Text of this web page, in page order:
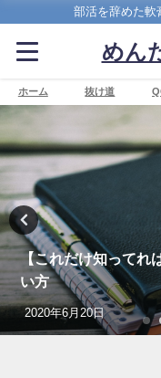
部活を辞めた軟
めん
ホーム 抜け道
【これだけ知ってれ
い方
2020年6月20日